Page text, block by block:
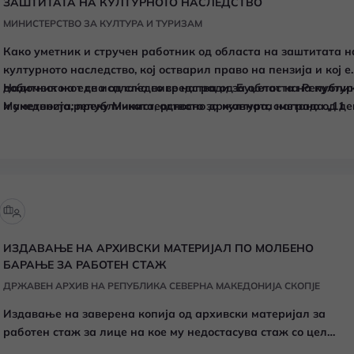
МИНИСТЕРСТВО ЗА КУЛТУРА И ТУРИЗАМ
Како уметник и стручен работник од областа на заштитата
културното наследство, кој остварил право на пензија и кој е
добитник на една од следниве награди за областа на
и уметноста:републичката, односно државната награда „11
Надоместокот се исплаќа со средства од Буџетот на
Македонија, преку Министерството за култура, сметано од
ИЗДАВАЊЕ НА АРХИВСКИ МАТЕРИЈАЛ ПО МОЛБЕНО
БАРАЊЕ ЗА РАБОТЕН СТАЖ
ДРЖАВЕН АРХИВ НА РЕПУБЛИКА СЕВЕРНА МАКЕДОНИЈА СКОПЈЕ
Издавање на заверена копија од архивски материјал за
работен стаж за лице на кое му недостасува стаж со цел